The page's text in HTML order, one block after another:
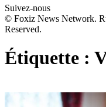
Suivez-nous
© Foxiz News Network.
Reserved.
Étiquette :